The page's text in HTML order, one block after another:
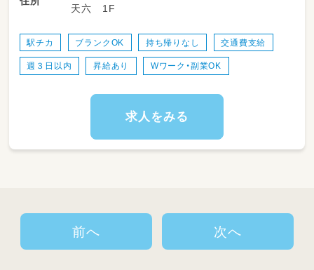
方でもスタートしやすい職場です♪
◎登園時・降園時の子どもたちの笑顔での受け
入れ、お見送り
◎室内遊びや近くの公園へのお散歩など、安全
◎年齢に応じた着替え、トイレ、食事、睡眠（お
昼寝）のサポート
園での様子をお伝えします♪）
天六 1F
駅チカ ブランクOK 持ち帰りなし 交通費支給
週３日以内 昇給あり Wワーク・副業OK
求人をみる
前へ 次へ